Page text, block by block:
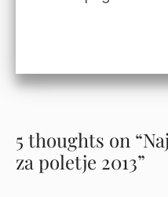
5 thoughts on
za poletje 2013”